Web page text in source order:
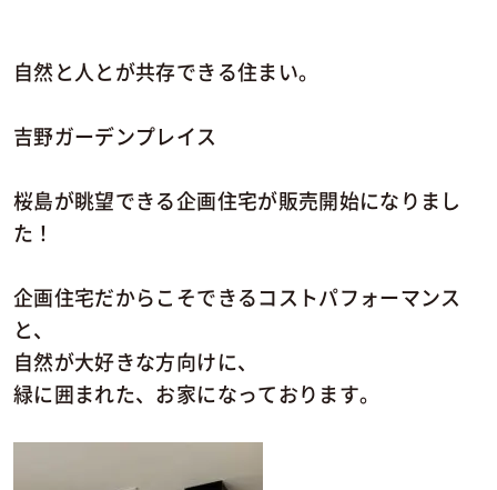
自然と人とが共存できる住まい。
吉野ガーデンプレイス
桜島が眺望できる企画住宅が販売開始になりまし
た！
企画住宅だからこそできるコストパフォーマンス
と、
自然が大好きな方向けに、
緑に囲まれた、お家になっております。